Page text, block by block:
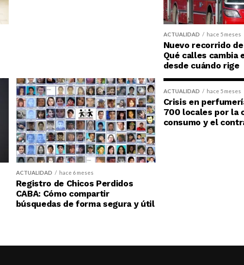
ACTUALIDAD hace 5 meses
Nuevo recorrido
Qué calles cambia
desde cuándo rige
ACTUALIDAD hace 6 meses
Registro de Chicos Perdidos
CABA: Cómo compartir
búsquedas de forma segura y útil
ACTUALIDAD hace 5 meses
Crisis en
700 locales por la
consumo y el